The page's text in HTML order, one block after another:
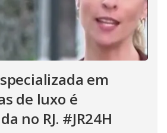
em
de luxo é
no RJ. #JR24H